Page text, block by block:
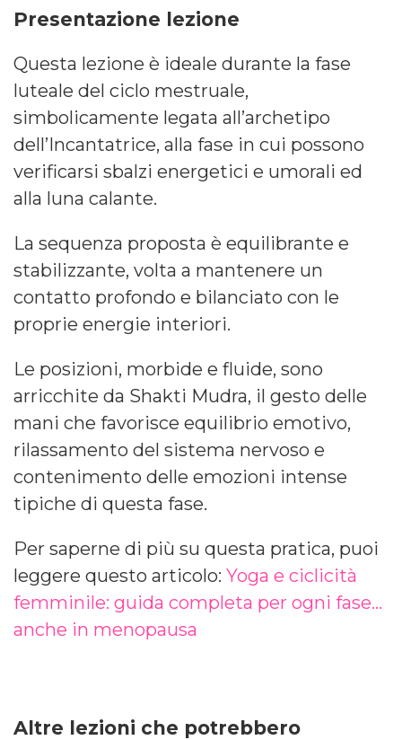
Presentazione lezione
Questa lezione è ideale durante la fase
luteale del ciclo mestruale,
simbolicamente legata all’archetipo
dell’Incantatrice, alla fase in cui possono
verificarsi sbalzi energetici e umorali ed
alla luna calante.
La sequenza proposta è equilibrante e
stabilizzante, volta a mantenere un
contatto profondo e bilanciato con le
proprie energie interiori.
Le posizioni, morbide e fluide, sono
arricchite da Shakti Mudra, il gesto delle
mani che favorisce equilibrio emotivo,
rilassamento del sistema nervoso e
contenimento delle emozioni intense
tipiche di questa fase.
Per saperne di più su questa pratica, puoi
leggere questo articolo: Yoga e ciclicità
femminile: guida completa per ogni fase…
anche in menopausa
Altre lezioni che potrebbero